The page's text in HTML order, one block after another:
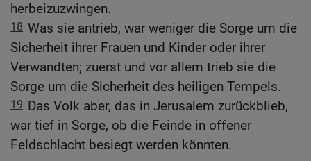
herbeizuzwingen.
18 Was sie antrieb, war weniger die Sorge um die
Sicherheit ihrer Frauen und Kinder oder ihrer
Verwandten; zuerst und vor allem trieb sie die
Sorge um die Sicherheit des heiligen Tempels.
19 Das Volk aber, das in Jerusalem zurückblieb,
war tief in Sorge, ob die Feinde in offener
Feldschlacht besiegt werden könnten.